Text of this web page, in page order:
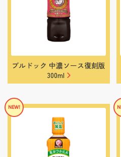
ブルドック 中濃ソース復刻版
300ml